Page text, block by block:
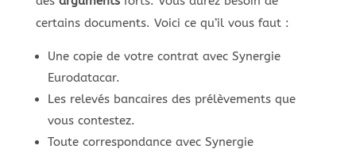
certains documents. Voici ce qu’il vous faut :
Une copie de votre contrat avec Synergie
Eurodatacar.
Les relevés bancaires des prélèvements que
vous contestez.
Toute correspondance avec Synergie